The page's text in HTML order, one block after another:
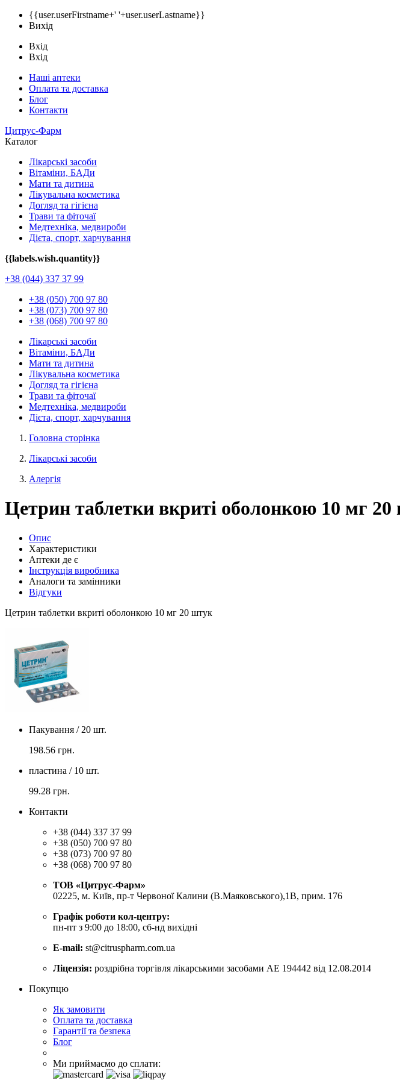
{{user.userFirstname+' '+user.userLastname}}
Вихід
Вхід
Вхід
Наші аптеки
Оплата та доставка
Блог
Контакти
Цитрус-Фарм
Каталог
Лікарські засоби
Вітаміни, БАДи
Мати та дитина
Лікувальна косметика
Догляд та гігієна
Трави та фіточаї
Медтехніка, медвироби
Дієта, спорт, харчування
{{labels.wish.quantity}}
+38 (044) 337 37 99
+38 (050) 700 97 80
+38 (073) 700 97 80
+38 (068) 700 97 80
Лікарські засоби
Вітаміни, БАДи
Мати та дитина
Лікувальна косметика
Догляд та гігієна
Трави та фіточаї
Медтехніка, медвироби
Дієта, спорт, харчування
Головна сторінка
Лікарські засоби
Алергія
Цетрин таблетки вкриті оболонкою 10 мг
Опис
Характеристики
Аптеки де є
Інструкція виробника
Аналоги та замінники
Відгуки
Цетрин таблетки вкриті оболонкою 10 мг 20 штук
Пакування / 20 шт.
198.56 грн.
пластина / 10 шт.
99.28 грн.
Контакти
+38 (044) 337 37 99
+38 (050) 700 97 80
+38 (073) 700 97 80
+38 (068) 700 97 80
ТОВ «Цитрус-Фарм»
02225, м. Київ, пр-т Червоної Калини (В.Маяковського),1В, прим. 176
Графік роботи кол-центру:
пн-пт з 9:00 до 18:00, сб-нд вихідні
E-mail: st@citruspharm.com.ua
Ліцензія: роздрібна торгівля лікарськими засобами АЕ 194442 від 12.08.2014
Покупцю
Як замовити
Оплата та доставка
Гарантії та безпека
Блог
Ми приймаємо до сплати: